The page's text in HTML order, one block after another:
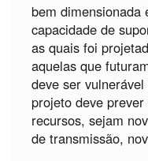
bem dimensionada
capacidade de
as quais foi
aquelas que
deve ser
projeto deve
recursos, sejam
de transmissão,